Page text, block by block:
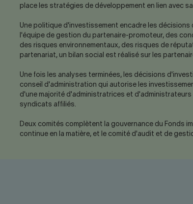
place les stratégies de développement en lien avec
Une politique d'investissement encadre les
l'équipe de gestion du partenaire-promoteur, des
des risques environnementaux, des risques de
partenariat, un bilan social est réalisé sur les
Une fois les analyses terminées, les décisions
conseil d'administration qui autorise les
d'une majorité d'administratrices et d'administrateurs
syndicats affiliés.
Deux comités complètent la gouvernance du Fonds
continue en la matière, et le comité d'audit et de